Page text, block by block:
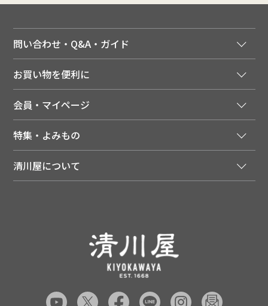
問い合わせ・Q&A・ガイド
ご利用ガイド
領収書について
送料について
配達日について
返品について
よくあるご質問（FAQ）
あんしんの品質保証について（産直品）
品質保証について（通常品）
お買い物を便利に
季節のカタログを無料でお届け
店舗・ECポイント共通アプリ
LINEお友だち登録
会員・マイページ
会員特典について
注文履歴
特集・よみもの
メディア掲載商品
清川屋のレビューを見る
清川屋について